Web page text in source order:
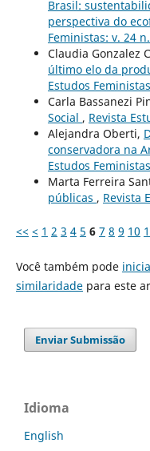
Brasil:
perspectiva do
Feministas: v. 24
Claudia Gonzalez
último elo da
Estudos
Carla Bassanezi
Social , Revista
Alejandra Oberti,
conservadora na
Estudos
Marta Ferreira
públicas , Revista
<< < 1 2 3 4 5 6 7 8 9 10
Você também pode
similaridadepara este
Enviar Submissão
Idioma
English